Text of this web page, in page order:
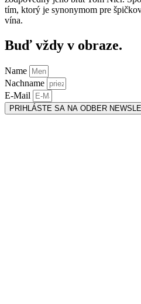
tím, ktorý je synonymom pre
vína.
Buď vždy v obraze.
Name
Nachname
E-Mail
PRIHLÁSTE SA NA ODBER